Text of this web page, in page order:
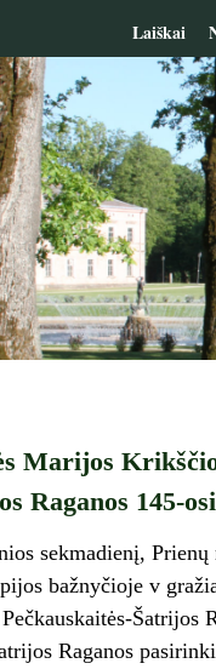
Laiškai
Marijos
Raganos 145-
sekmadienį,
bažnyčioje v
Šatrijos
Raganos